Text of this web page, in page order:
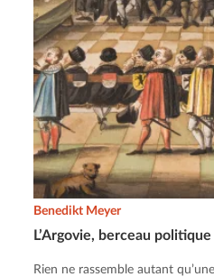
L’Argovie, berceau politique
Benedikt Meyer
Rien ne rassemble autant